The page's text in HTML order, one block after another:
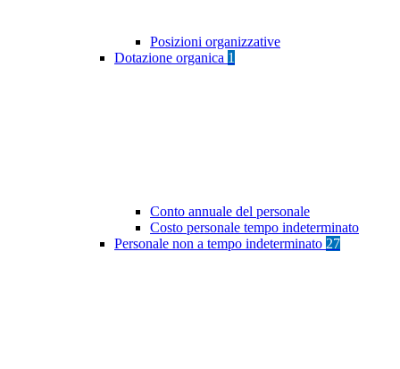
Posizioni organizzative
Dotazione organica 1
Conto annuale del personale
Costo personale tempo indeterminato
Personale non a tempo indeterminato 27